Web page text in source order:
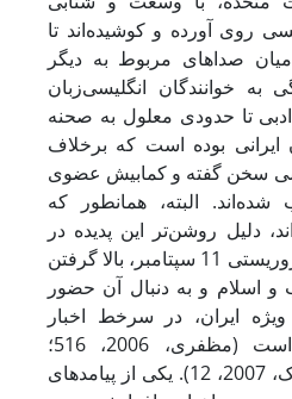
روی آورده و کوشیده‌اند تا
صداهای مربوط به دیگر
به خوانندگان انگلیسی‌زبان
ادبی تا حدودی معلول به صحنه
بوده است که برخلاف
سخن گفته و کمابیش عضوی
البته، همانطور که
دلیل روشن‌تر این پدیده در
سال‌های پس از حملات تروریستی 11 سپتامبر، بالا گرفتن
اسلام و به دنبال آن حضور
ایران، در سرخط اخبار
رسانه‌های غربی بوده است (مظفری، 2006، 516؛
دارزنیک، 2008، 55؛ ویتلاک، 2007، 12). یکی از پیامدهای